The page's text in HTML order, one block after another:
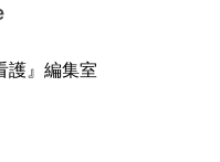
護』編集室